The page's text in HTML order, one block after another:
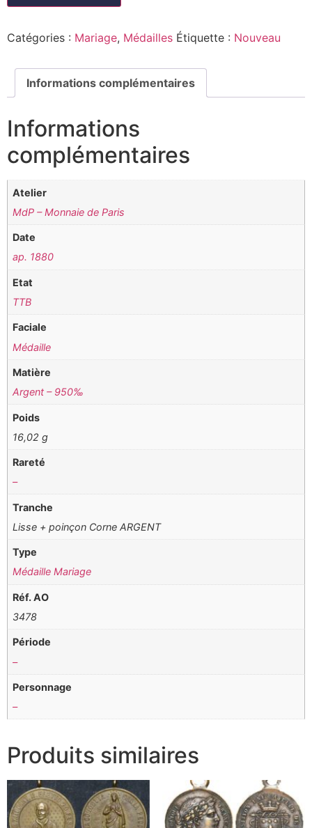
Catégories : Mariage, Médailles Étiquette : Nouveau
Informations complémentaires
Informations
complémentaires
Atelier
MdP – Monnaie de Paris
Date
ap. 1880
Etat
TTB
Faciale
Médaille
Matière
Argent – 950‰
Poids
16,02 g
Rareté
–
Tranche
Lisse + poinçon Corne ARGENT
Type
Médaille Mariage
Réf. AO
3478
Période
–
Personnage
–
Produits similaires